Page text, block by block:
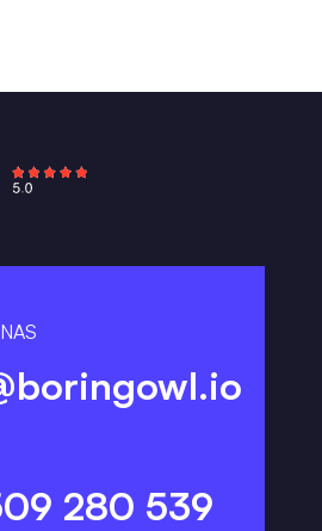
280 539